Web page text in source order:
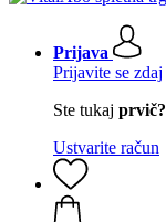
Prijava
Prijavite se zdaj
Ste tukaj prvič?
Ustvarite račun